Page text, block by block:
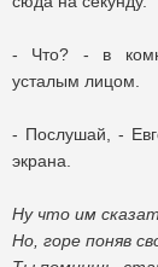
- Что? - в
усталым лицом.
- Послушай, -
экрана.
Ну что им
Но, горе поняв